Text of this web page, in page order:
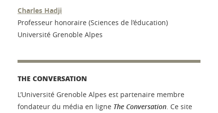
Charles Hadji
Professeur honoraire (Sciences de l’éducation)
Université Grenoble Alpes
THE CONVERSATION
L’Université Grenoble Alpes est partenaire membre
fondateur du média en ligne The Conversation. Ce site